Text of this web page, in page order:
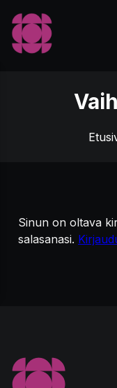
Sinun on oltava
salasanasi.